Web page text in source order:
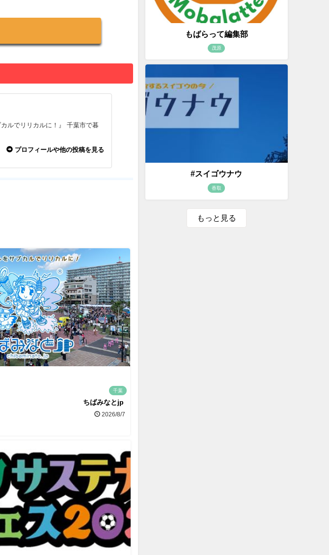
ルでリリカルに！』 千葉市で暮
プロフィールや他の投稿を見る
千葉
ちばみなとjp
2026/8/7
もばらって編集部
茂原
#スイゴウナウ
香取
もっと見る